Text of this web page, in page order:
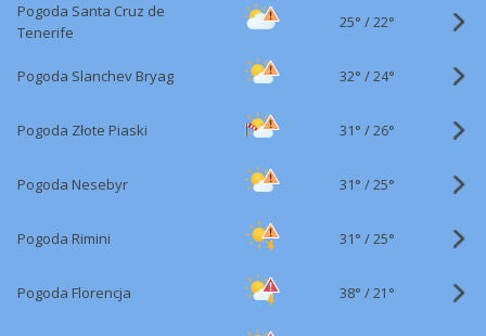
Pogoda Santa Cruz de
Tenerife
25° /22°
Pogoda Slanchev Bryag 32° /24°
Pogoda Złote Piaski 31° /26°
Pogoda Nesebyr 31° /25°
Pogoda Rimini 31° /25°
Pogoda Florencja 38° /21°